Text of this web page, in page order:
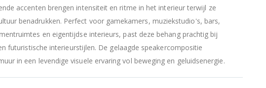
accenten brengen intensiteit en ritme in het interieur terwijl ze
benadrukken. Perfect voor gamekamers, muziekstudio's, bars,
en eigentijdse interieurs, past deze behang prachtig bij
futuristische interieurstijlen. De gelaagde speakercompositie
in een levendige visuele ervaring vol beweging en geluidsenergie.